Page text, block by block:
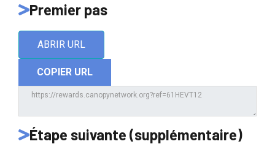
Premier pas
ABRIR URL
COPIER URL
Étape suivante (supplémentaire)